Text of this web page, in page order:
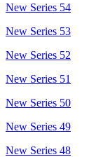
New Series 54
New Series 53
New Series 52
New Series 51
New Series 50
New Series 49
New Series 48